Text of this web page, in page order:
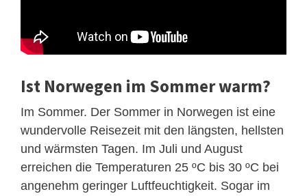
Ist Norwegen im Sommer warm?
Im Sommer. Der Sommer in Norwegen ist eine
wundervolle Reisezeit mit den längsten, hellsten
und wärmsten Tagen. Im Juli und August
erreichen die Temperaturen 25 ºC bis 30 ºC bei
angenehm geringer Luftfeuchtigkeit. Sogar im